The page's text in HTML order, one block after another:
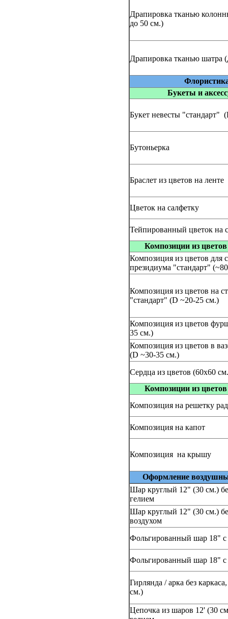
Драпировка тканью
до 50 см.)
Драпировка тканью шатра
Букеты и
Букет невесты "стандарт"
Бутоньерка
Браслет из цветов на ленте
Цветок на салфетку
Тейпированный цветок на
Композиции из
Композиция из цветов для
президиума "стандарт"
Композиция из цветов на
"стандарт" (D ~20-25 см.)
Композиция из цветов
35 см.)
Композиция из цветов в
(D ~30-35 см.)
Сердца из цветов (60x60
Композиции из
Композиция на решетку
Композиция на капот
Композиция на крышу
Оформление
Шар круглый 12" (30 см.)
гелием
Шар круглый 12" (30 см.)
воздухом
Фольгированный шар 18"
Фольгированный шар 18"
Гирлянда / арка без каркаса
см.)
Цепочка из шаров 12' (30